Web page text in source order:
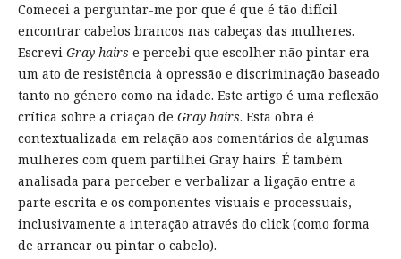
Comecei a perguntar-me por que é que é tão difícil
encontrar cabelos brancos nas cabeças das mulheres.
Escrevi Gray hairs e percebi que escolher não pintar era
um ato de resistência à opressão e discriminação baseado
tanto no género como na idade. Este artigo é uma reflexão
crítica sobre a criação de Gray hairs. Esta obra é
contextualizada em relação aos comentários de algumas
mulheres com quem partilhei Gray hairs. É também
analisada para perceber e verbalizar a ligação entre a
parte escrita e os componentes visuais e processuais,
inclusivamente a interação através do click (como forma
de arrancar ou pintar o cabelo).